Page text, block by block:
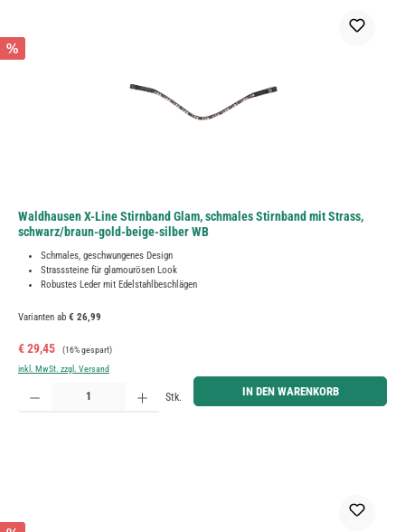
%
Waldhausen X-Line Stirnband Glam, schmales Stirnband mit Strass,
schwarz/braun-gold-beige-silber WB
Schmales, geschwungenes Design
Strasssteine für glamourösen Look
Robustes Leder mit Edelstahlbeschlägen
Varianten ab € 26,99
Verkaufspreis:
€ 29,45 Regulärer Preis:
(16% gespart)
inkl. MwSt. zzgl. Versand
Produkt Anzahl: Gib den gewünschten Wert ein oder benutze die Schaltflächen um die Anzahl zu
Stk. IN DEN WARENKORB